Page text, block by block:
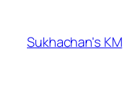
Sukhachan's KM